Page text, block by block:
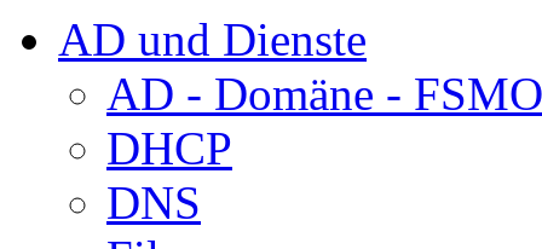
AD und Dienste
AD - Domäne - FSMO
DHCP
DNS